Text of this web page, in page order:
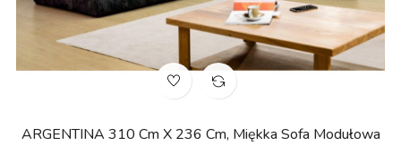
ARGENTINA 310 Cm X 236 Cm, Miękka Sofa Modułowa